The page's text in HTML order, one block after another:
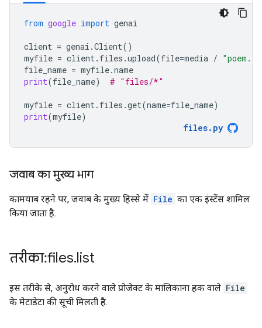
from google import genai
client = genai .Client()
myfile = client. files .upload(file=media /
file_name = myfile.name
print(file_name) # "files/*"
myfile = client. files .get(name=file_name)
print(myfile)
files. py
जवाब का मुख्य भाग
कामयाब रहने पर, जवाब के मुख्य हिस्से में File का एक इंस्टेंस शामिल
किया जाता है.
तरीका: files.list
इस तरीके से, अनुरोध करने वाले प्रोजेक्ट के मालिकाना हक वाले File
के मेटाडेटा की सूची मिलती है.